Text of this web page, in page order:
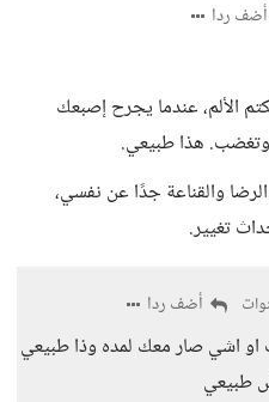
أضف ردا
الألم، عندما يجرح إصبعك
وتغضب. هذا طبيعي.
الرضا والقناعة جدًا عن نفسي،
تغيير.
أضف ردا
اشي صار معك لمده وذا طبيعي